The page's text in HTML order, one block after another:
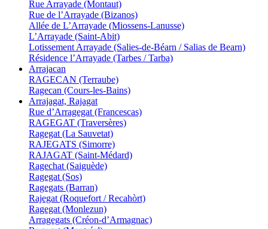
Rue Arrayade (Montaut)
Rue de l’Arrayade (Bizanos)
Allée de L’Arrayade (Miossens-Lanusse)
L’Arrayade (Saint-Abit)
Lotissement Arrayade (Salies-de-Béarn / Salias de Bearn)
Résidence l’Arrayade (Tarbes / Tarba)
Arrajacan
RAGECAN (Terraube)
Ragecan (Cours-les-Bains)
Arrajagat, Rajagat
Rue d’Arragegat (Francescas)
RAGEGAT (Traversères)
Ragegat (La Sauvetat)
RAJEGATS (Simorre)
RAJAGAT (Saint-Médard)
Ragechat (Saiguède)
Ragegat (Sos)
Ragegats (Barran)
Rajegat (Roquefort / Recahòrt)
Ragegat (Monlezun)
Arragegats (Créon-d’Armagnac)